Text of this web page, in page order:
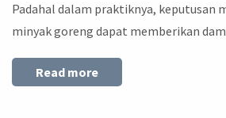
Padahal dalam praktiknya, keputusan
minyak goreng dapat memberikan
Read more